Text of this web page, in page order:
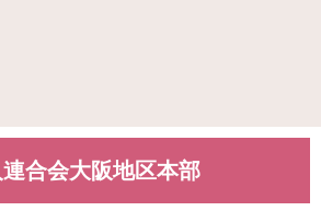
合会大阪地区本部